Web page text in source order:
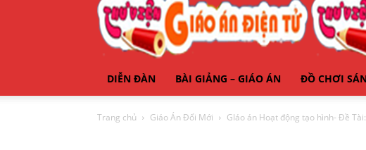
DIỄN ĐÀN BÀI GIẢNG – GIÁO ÁN ĐỒ CHƠI
Trang chủ Giáo Án Đổi Mới GIáo án Hoạt động tạo hình- Đề